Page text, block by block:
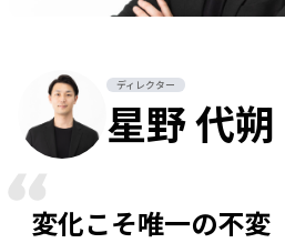
ディレクター
星野 代朔
変化こそ唯一の不変